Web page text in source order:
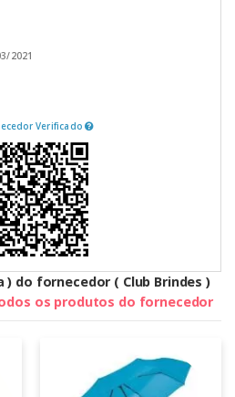
2021
Verificado
) do fornecedor ( Club Brindes )
os produtos do fornecedor